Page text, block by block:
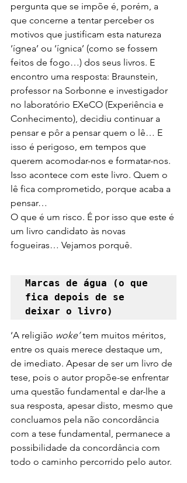
pergunta que se impõe é, porém, a
que concerne a tentar perceber os
motivos que justificam esta natureza
‘ígnea’ ou ‘ígnica’ (como se fossem
feitos de fogo…) dos seus livros. E
encontro uma resposta: Braunstein,
professor na Sorbonne e investigador
no laboratório EXeCO (Experiência e
Conhecimento), decidiu continuar a
pensar e pôr a pensar quem o lê… E
isso é perigoso, em tempos que
querem acomodar-nos e formatar-nos.
Isso acontece com este livro. Quem o
lê fica comprometido, porque acaba a
pensar…
O que é um risco. É por isso que este é
um livro candidato às novas
fogueiras… Vejamos porquê.
Marcas de água (o que
fica depois de se
deixar o livro)
‘A religião woke’ tem muitos méritos,
entre os quais merece destaque um,
de imediato. Apesar de ser um livro de
tese, pois o autor propõe-se enfrentar
uma questão fundamental e dar-lhe a
sua resposta, apesar disto, mesmo que
concluamos pela não concordância
com a tese fundamental, permanece a
possibilidade da concordância com
todo o caminho percorrido pelo autor.